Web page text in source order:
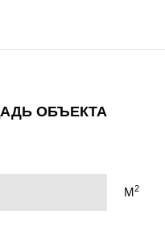
ОБЪЕКТА
M2